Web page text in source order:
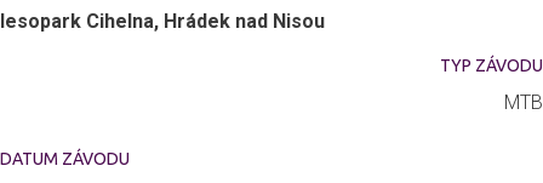
lesopark Cihelna, Hrádek nad Nisou
TYP ZÁVODU
MTB
DATUM ZÁVODU